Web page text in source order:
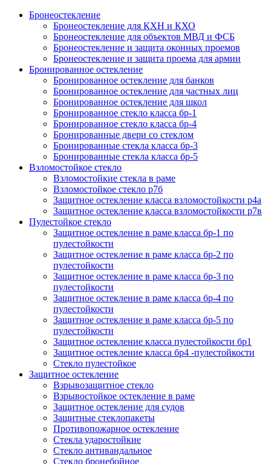
Бронеостекление
Бронеостекление для КХН и КХО
Бронеостекление для объектов МВД и ФСБ
Бронеостекление и защита оконных проемов
Бронеостекление и защита проема для армии
Бронированное остекление
Бронированное остекление для банков
Бронированное остекление для частных лиц
Бронированное остекление для школ
Бронированное стекло класса бр-1
Бронированное стекло класса бр-4
Бронированные двери со стеклом
Бронированные стекла класса бр-3
Бронированные стекла класса бр-5
Взломостойкое стекло
Взломостойкие стекла в раме
Взломостойкое стекло р7б
Защитное остекление класса взломостойкости р4а
Защитное остекление класса взломостойкости р7в
Пулестойкое стекло
Защитное остекление в раме класса бр-1 по
пулестойкости
Защитное остекление в раме класса бр-2 по
пулестойкости
Защитное остекление в раме класса бр-3 по
пулестойкости
Защитное остекление в раме класса бр-4 по
пулестойкости
Защитное остекление в раме класса бр-5 по
пулестойкости
Защитное остекление класса пулестойкости бр1
Защитное остекление класса бр4 -пулестойкости
Стекло пулестойкое
Защитное остекление
Взрывозащитное стекло
Взрывостойкое остекление в раме
Защитное остекление для судов
Защитные стеклопакеты
Противопожарное остекление
Стекла ударостойкие
Стекло антивандальное
Стекло бронебойное